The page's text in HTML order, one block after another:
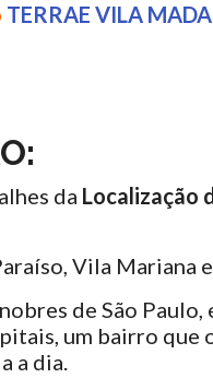
TERRAE VILA
da Localização
Vila Mariana
de São
um bairro
a dia.